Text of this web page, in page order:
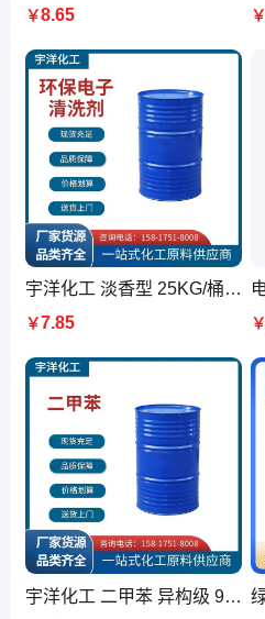
￥8.65 ￥
宇洋化工 淡香型 25KG/桶 环保电子清洗剂 PCB线路板 免费试样
￥7.85 ￥
宇洋化工 二甲苯 异构级 99%含量 工业稀释剂 油漆涂料